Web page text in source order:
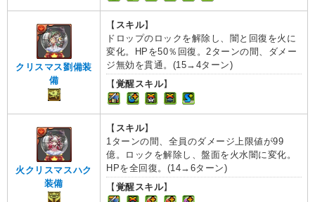
クリスマス劉備装
備
【 スキル】
ドロップのロックを解除し、闇と回復を火に
変化。HPを50％回復。2ターンの間、ダメー
ジ無効を貫通。(15→4ターン)
【覚醒スキル】
火クリスマスハク
装備
【 スキル】
1ターンの間、全員のダメージ上限値が99
億。ロックを解除し、盤面を火水闇に変化。
HPを全回復。(14→6ターン)
【覚醒スキル】